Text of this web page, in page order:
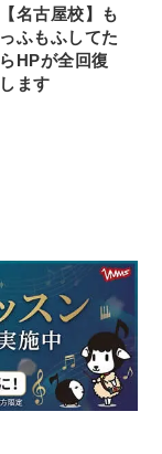
【名古屋校】も
っふもふしてた
らHPが全回復
します